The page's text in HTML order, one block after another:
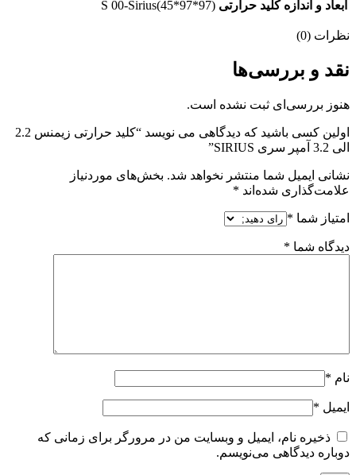
ابعاد و اندازه کلید حرارتی S 00-Sirius(45*97*97)
نظرات (0)
نقد و بررسی‌ها
هنوز بررسی‌ای ثبت نشده است.
اولین کسی باشید که دیدگاهی می نویسد “کلید حرارتی زیمنس 2.2
الی 3.2 آمپر سری SIRIUS”
نشانی ایمیل شما منتشر نخواهد شد. بخش‌های موردنیاز
علامت‌گذاری شده‌اند *
امتیاز شما *
دیدگاه شما *
نام *
ایمیل *
ذخیره نام، ایمیل و وبسایت من در مرورگر برای زمانی که
دوباره دیدگاهی می‌نویسم.